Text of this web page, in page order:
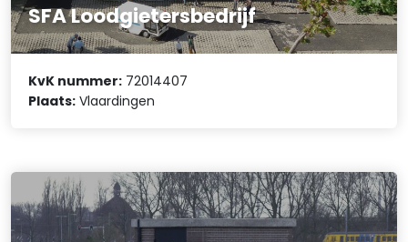
SFA Loodgietersbedrijf
KvK nummer: 72014407
Plaats: Vlaardingen